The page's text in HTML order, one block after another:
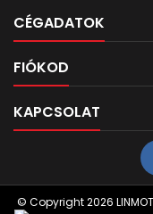
CÉGADATOK
FIÓKOD
KAPCSOLAT
© Copyright 2026